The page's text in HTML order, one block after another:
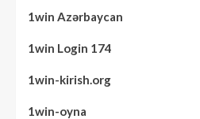
1win Azərbaycan
1win Login 174
1win-kirish.org
1win-oyna